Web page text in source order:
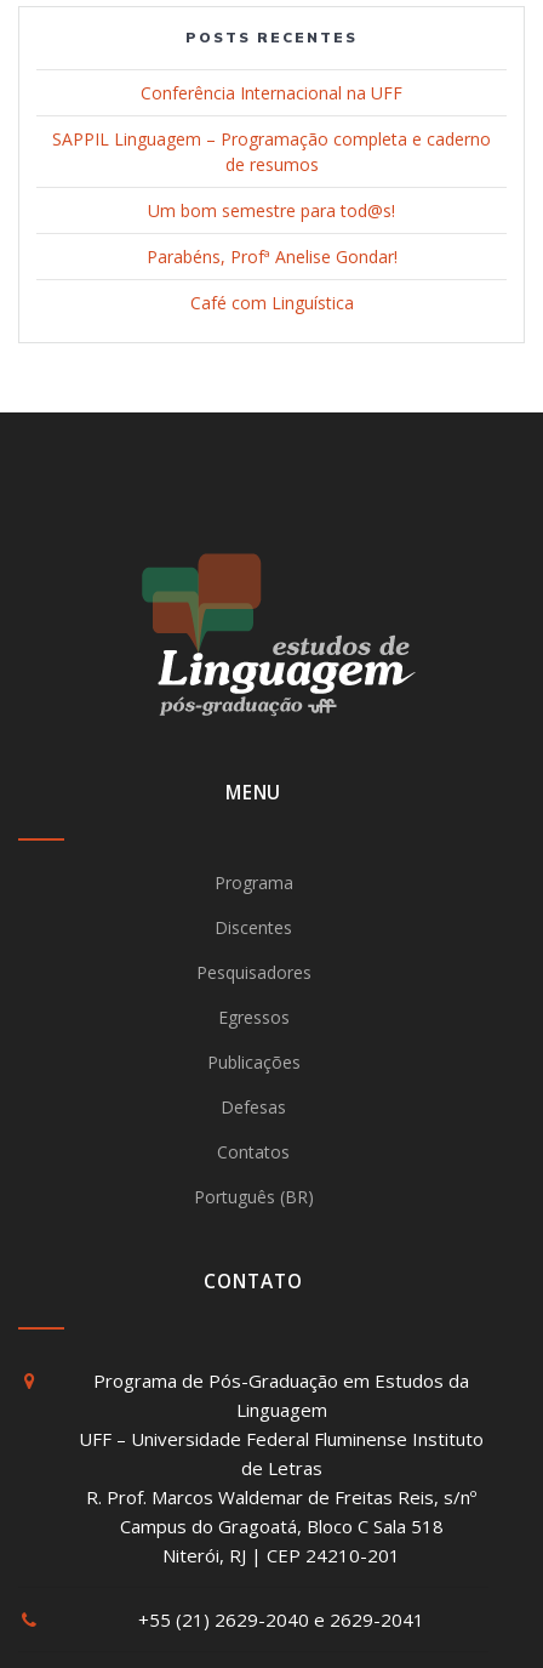
POSTS RECENTES
Conferência Internacional na UFF
SAPPIL Linguagem – Programação completa e caderno
de resumos
Um bom semestre para tod@s!
Parabéns, Profª Anelise Gondar!
Café com Linguística
MENU
Programa
Discentes
Pesquisadores
Egressos
Publicações
Defesas
Contatos
Português (BR)
CONTATO
Programa de Pós-Graduação em Estudos da
Linguagem
UFF – Universidade Federal Fluminense Instituto
de Letras
R. Prof. Marcos Waldemar de Freitas Reis, s/nº
Campus do Gragoatá, Bloco C Sala 518
Niterói, RJ | CEP 24210-201
+55 (21) 2629-2040 e 2629-2041